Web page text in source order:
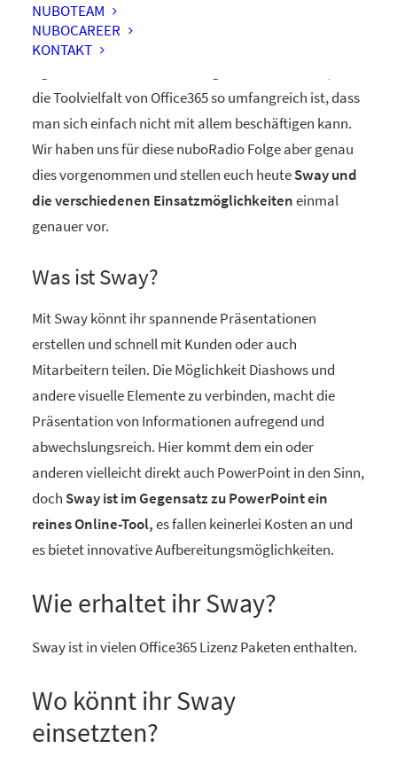
NUBOTEAM
NUBOCAREER
KONTAKT
Microsoft Sway, ein Teil der Office365-Welt, doch
die Toolvielfalt von Office365 so umfangreich ist, dass
man sich einfach nicht mit allem beschäftigen kann.
Wir haben uns für diese nuboRadio Folge aber genau
dies vorgenommen und stellen euch heuteSway und
die verschiedenen Einsatzmöglichkeiteneinmal
genauer vor.
Was ist Sway?
Mit Sway könnt ihr spannende Präsentationen
erstellen und schnell mit Kunden oder auch
Mitarbeitern teilen. Die Möglichkeit Diashows und
andere visuelle Elemente zu verbinden, macht die
Präsentation von Informationen aufregend und
abwechslungsreich. Hier kommt dem ein oder
anderen vielleicht direkt auch PowerPoint in den Sinn,
doch Sway ist im Gegensatz zu PowerPoint ein
reines Online-Tool,es fallen keinerlei Kosten an und
es bietet innovative Aufbereitungsmöglichkeiten.
Wie erhaltet ihr Sway?
Sway ist in vielen Office365 Lizenz Paketen enthalten.
Wo könnt ihr Sway
einsetzten?